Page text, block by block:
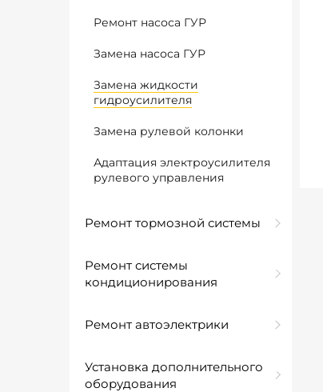
Ремонт насоса ГУР
Замена насоса ГУР
Замена жидкости
гидроусилителя
Замена рулевой колонки
Адаптация электроусилителя
рулевого управления
Ремонт тормозной системы
Ремонт системы
кондиционирования
Ремонт автоэлектрики
Установка дополнительного
оборудования